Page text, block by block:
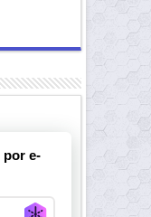
por e-
Generate new